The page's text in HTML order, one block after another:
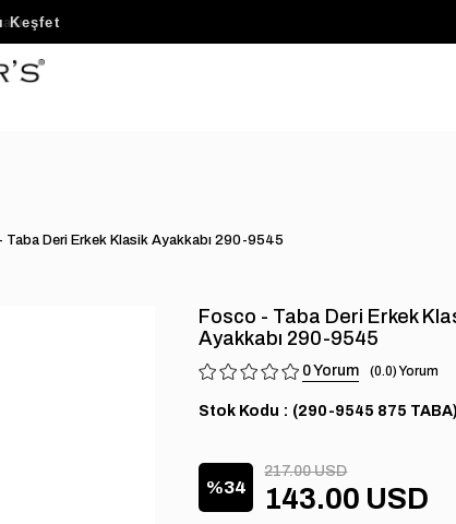
Keşfet
Taba Deri Erkek Klasik Ayakkabı 290-9545
Fosco - Taba Deri Erkek
Ayakkabı 290-9545
0 0.0
Stok Kodu (290-9545 875 TABA)
34
217.00 USD
143.00 USD